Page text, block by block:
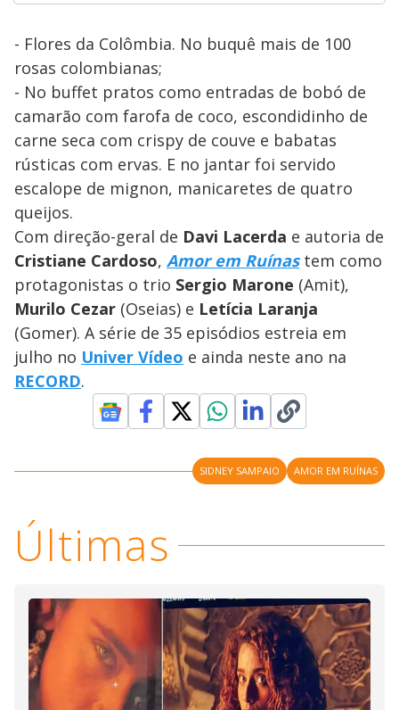
- Flores da Colômbia. No buquê mais de 100
rosas colombianas;
- No buffet pratos como entradas de bobó de
camarão com farofa de coco, escondidinho de
carne seca com crispy de couve e babatas
rústicas com ervas. E no jantar foi servido
escalope de mignon, manicaretes de quatro
queijos.
Com direção-geral de Davi Lacerda e autoria de
Cristiane Cardoso, Amor em Ruínastem como
protagonistas o trio Sergio Marone (Amit),
Murilo Cezar (Oseias) e Letícia Laranja
(Gomer). A série de 35 episódios estreia em
julho no Univer Vídeo e ainda neste ano na
RECORD.
SIDNEY SAMPAIO AMOR EM RUÍNAS
Últimas